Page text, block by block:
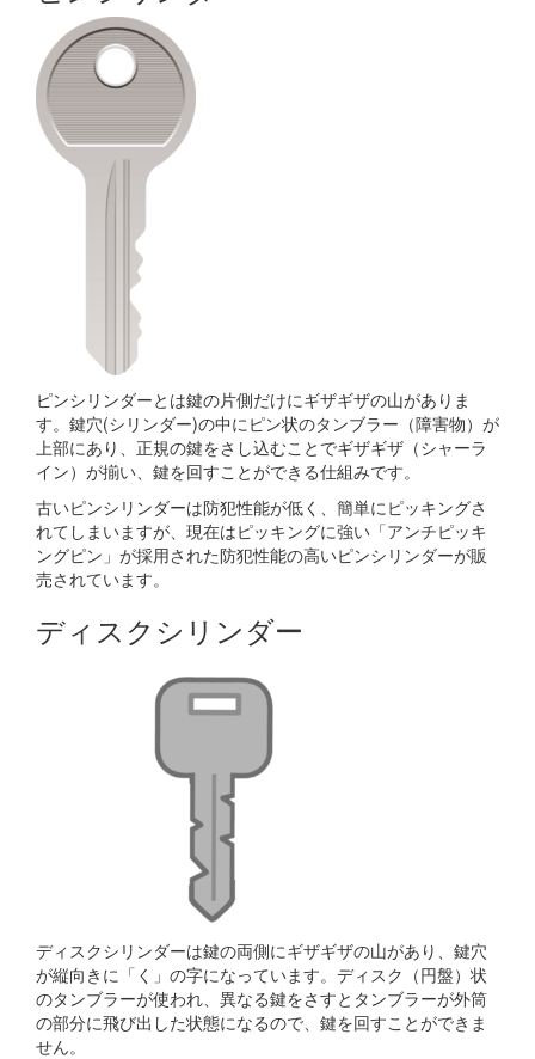
ピンシリンダーとは鍵の片側だけにギザギザの山がありま
す。鍵穴(シリンダー)の中にピン状のタンブラー（障害物）が
上部にあり、正規の鍵をさし込むことでギザギザ（シャーラ
イン）が揃い、鍵を回すことができる仕組みです。
古いピンシリンダーは防犯性能が低く、簡単にピッキングさ
れてしまいますが、現在はピッキングに強い「アンチピッキ
ングピン」が採用された防犯性能の高いピンシリンダーが販
売されています。
ディスクシリンダー
ディスクシリンダーは鍵の両側にギザギザの山があり、鍵穴
が縦向きに「く」の字になっています。ディスク（円盤）状
のタンブラーが使われ、異なる鍵をさすとタンブラーが外筒
の部分に飛び出した状態になるので、鍵を回すことができま
せん。